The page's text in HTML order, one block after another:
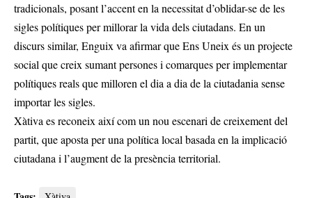
tradicionals, posant l’accent en la necessitat d’oblidar-se de les
sigles polítiques per millorar la vida dels ciutadans. En un
discurs similar, Enguix va afirmar que Ens Uneix és un projecte
social que creix sumant persones i comarques per implementar
polítiques reals que milloren el dia a dia de la ciutadania sense
importar les sigles.
Xàtiva es reconeix així com un nou escenari de creixement del
partit, que aposta per una política local basada en la implicació
ciutadana i l’augment de la presència territorial.